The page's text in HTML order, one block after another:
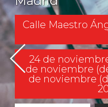
Calle Maestro
24 de
de noviembre
de noviembre